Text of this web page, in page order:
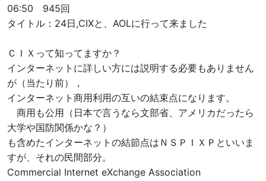
06:50 945回
タイトル：24日,CIXと、AOLに行って来ました
ＣＩＸって知ってますか？
インターネットに詳しい方には説明する必要もありません
が（当たり前），
インターネット商用利用の互いの結束点になります。
商用も公用（日本で言うなら文部省、アメリカだったら
大学や国防関係かな？）
も含めたインターネットの結節点はＮＳＰＩＸＰといいま
すが、それの民間部分。
Commercial Internet eXchange Association